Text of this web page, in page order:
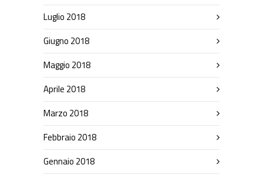
Luglio 2018
Giugno 2018
Maggio 2018
Aprile 2018
Marzo 2018
Febbraio 2018
Gennaio 2018